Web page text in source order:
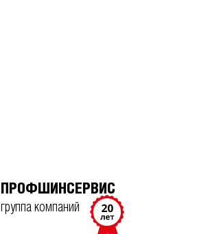
ПРОФШИНСЕРВИС
группа компаний